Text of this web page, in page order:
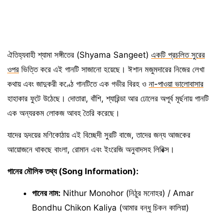
ঐতিহ্যবাহী শ্যামা সঙ্গীতের (Shyama Sangeet) একটি প্রচলিত সুরের
ওপর ভিত্তি করে এই গানটি সাজানো হয়েছে। ঈশান মজুমদারের নিজের লেখা
কথায় এবং জাদুকরী কণ্ঠে গানটিতে এক গভীর বিরহ ও না-পাওয়া ভালোবাসার
হাহাকার ফুটে উঠেছে। দোতারা, বাঁশি, শ্যারিন্ডা আর ঢোলের অপূর্ব মূর্ছনায় গানটি
এক অন্যরকম লোকজ আবহ তৈরি করেছে।
যাদের হৃদয়ের মণিকোঠায় এই বিচ্ছেদী সুরটি বাজে, তাদের জন্য আজকের
আয়োজনে থাকছে বাংলা, রোমান এবং ইংরেজি অনুবাদসহ লিরিক্স।
গানের মৌলিক তথ্য (Song Information):
গানের নাম: Nithur Monohor (নিঠুর মনোহর) / Amar
Bondhu Chikon Kaliya (আমার বন্ধু চিকন কালিয়া)